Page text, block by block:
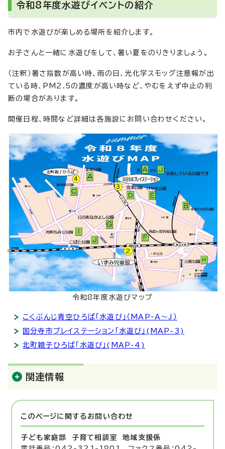
令和8年度水遊びイベントの紹介
市内で水遊びが楽しめる場所を紹介します。
お子さんと一緒に水遊びをして、暑い夏をのりきりましょう。
（注釈）暑さ指数が高い時、雨の日、光化学スモッグ注意報が出
ている時、PM2.5の濃度が高い時など、やむをえず中止の判
断の場合があります。
開催日程、時間など詳細は各施設にお問い合わせください。
令和8年度水遊びマップ
こくぶんじ青空ひろば「水遊び」（MAP‐A～J）
国分寺市プレイステーション「水遊び」(MAP-3)
北町親子ひろば「水遊び」(MAP-4)
関連情報
このページに関する お問い合わせ
子ども家庭部 子育て相談室
地域支援係